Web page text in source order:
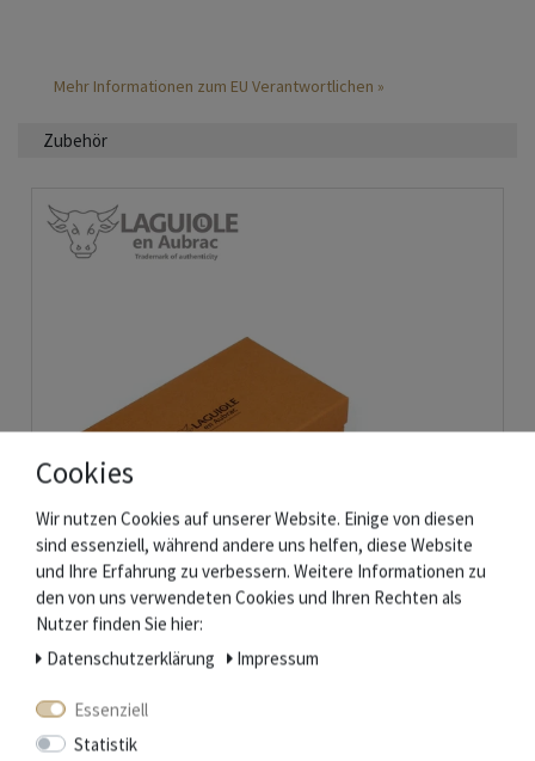
Mehr Informationen zum EU Verantwortlichen »
Zubehör
Laguiole en Aubrac - Messerbänkchen aus Büffelhorn - 6er Set
61,10 € *
Cookies
Wir nutzen Cookies auf unserer Website. Einige von diesen
sind essenziell, während andere uns helfen, diese Website
und Ihre Erfahrung zu verbessern. Weitere Informationen zu
den von uns verwendeten Cookies und Ihren Rechten als
Nutzer finden Sie hier:
Daten­schutz­erklärung
Impressum
Essenziell
Statistik